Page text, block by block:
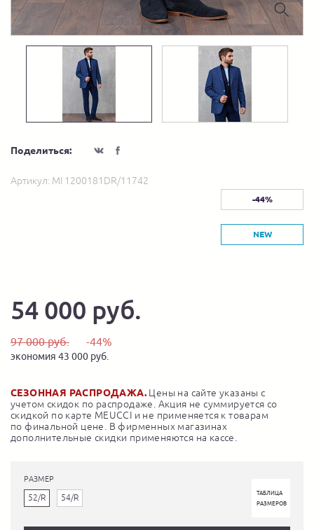
Поделиться:
Артикул: MI 1200181DR/11742
-44%
NEW
54 000 руб.
97 000 руб. -44%
экономия 43 000 руб.
СЕЗОННАЯ РАСПРОДАЖА. Цены на сайте указаны с
учетом скидок по распродаже. Акция не суммируется со
скидкой по карте MEUCCI и не применяется к товарам
по финальной цене. В фирменных магазинах
дополнительные скидки применяются на кассе.
РАЗМЕР
52/R 54/R
ТАБЛИЦА
РАЗМЕРОВ